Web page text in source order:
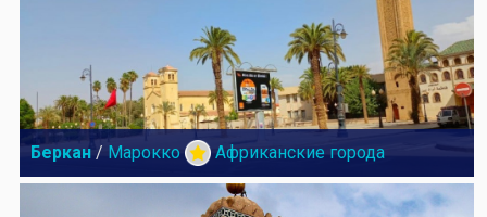
Беркан / Марокко Африканские города